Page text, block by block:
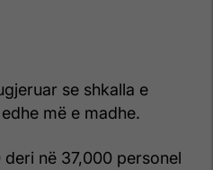
se shkalla e
më e madhe.
në 37,000 personel